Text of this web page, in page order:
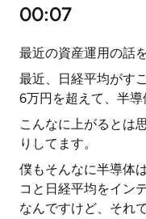
00:07
最近の資産運用の話
最近、日経平均がす
6万円を超えて、半導
こんなに上がるとは
りしてます。
僕もそんなに半導体
コと日経平均をイン
なんですけど、それ